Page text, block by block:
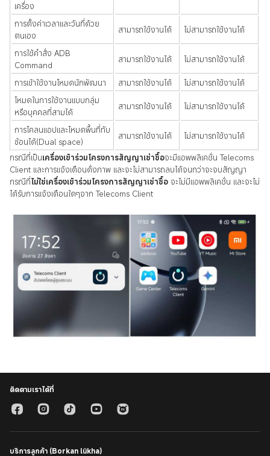
เครื่อง
การตั้งค่าเวลาและวันที่ด้วย
ตนเอง
สามารถใช้งานได้ ไม่สามารถใช้งานได้
การใช้คำสั่ง ADB
Command
สามารถใช้งานได้ ไม่สามารถใช้งานได้
การเข้าใช้งานโหมดนักพัฒนา สามารถใช้งานได้
ไม่สามารถใช้งานได้
โหมดในการใช้งานแบบกลุ่ม
หรือบุคคลที่สามได้
สามารถใช้งานได้ ไม่สามารถใช้งานได้
การโคลนแอปและโหมดพื้นที่ทับ
ซ้อนได้(Dual space)
สามารถใช้งานได้
ไม่สามารถใช้งานได้
กรณีที่เป็นเครื่องเข้าร่วมโครงการสัญญาเช่าซื้อจะมีแอพพลิเคชั่น Telecoms
Client และการแจ้งเตือนดั่งภาพ และจะไม่สามารถลบได้จนกว่าจะจบสัญญา
กรณีที่ไม่ใช่เครื่องเข้าร่วมโครงการสัญญาเช่าซื้อ จะไม่มีแอพพลิเคชั่น และจะไม่
ได้รับการแจ้งเตือนใดๆจาก Telecoms Client
ติดตามเราได้ที่
บริการลูกค้า (Borkan lükha)